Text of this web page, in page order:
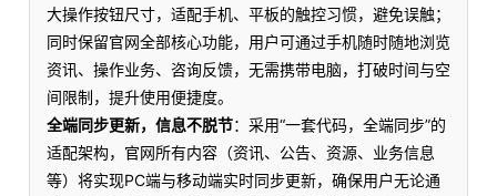
大操作按钮尺寸，适配手机、平板的触控习惯，避免误触；
同时保留官网全部核心功能，用户可通过手机随时随地浏览
资讯、操作业务、咨询反馈，无需携带电脑，打破时间与空
间限制，提升使用便捷度。
全端同步更新，信息不脱节：采用“一套代码，全端同步”的
适配架构，官网所有内容（资讯、公告、资源、业务信息
等）将实现PC端与移动端实时同步更新，确保用户无论通